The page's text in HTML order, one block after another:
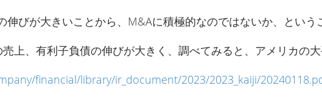
びが大きいことから、M&Aに積極的なのではないか、という
上、有利子負債の伸びが大きく、調べてみると、アメリカの
financial/library/ir_document/2023/2023_kaiji/